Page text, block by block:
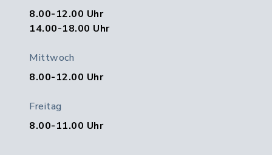
8.00-12.00 Uhr
14.00-18.00 Uhr
Mittwoch
8.00-12.00 Uhr
Freitag
8.00-11.00 Uhr